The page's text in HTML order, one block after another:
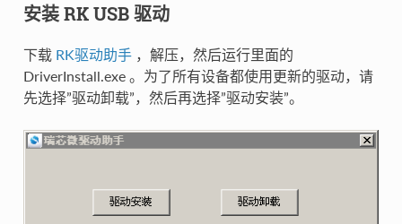
安装 RK USB 驱动
下载 RK驱动助手，解压，然后运行里面的
DriverInstall.exe 。为了所有设备都使用更新的驱动，请
先选择”驱动卸载”，然后再选择”驱动安装”。